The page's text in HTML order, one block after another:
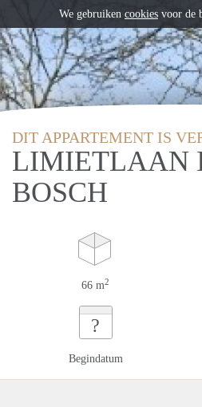
DIT APPARTEMENT IS
LIMIETLAAN
BOSCH
66 m2
?
Begindatum
We gebruiken cookies voor de